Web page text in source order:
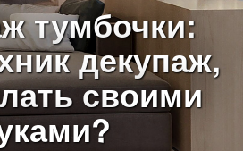
тумбочки:
декупаж,
своими